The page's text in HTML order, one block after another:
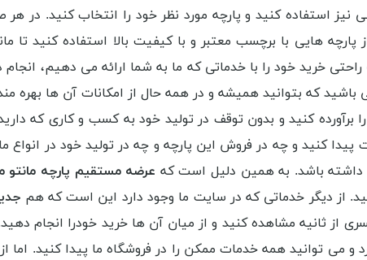
نیز استفاده کنید و پارچه مورد نظر خود را انتخاب کنید. در
هایی با برچسب معتبر و با کیفیت بالا استفاده کنید تا
خرید خود را با خدماتی که ما به شما ارائه می دهیم، انجام
که بتوانید همیشه و در همه حال از امکانات آن ها بهره
برآورده کنید و بدون توقف در تولید خود به کسب و کاری که
پیدا کنید و چه در فروش این پارچه و چه در تولید خود در
را داشته باشد. به همین دلیل است که عرضه مستقیم پارچه
از دیگر خدماتی که در سایت ما وجود دارد این است که هم
از ثانیه مشاهده کنید و از میان آن ها خرید خودرا انجام
و می توانید همه خدمات ممکن را در فروشگاه ما پیدا کنید. اما